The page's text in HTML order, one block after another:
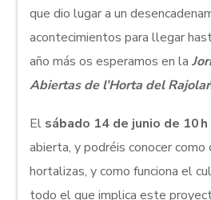
que dio lugar a un
acontecimientos para llegar
año más os esperamos en la
Abiertas de l’Horta del Rajolar!
El sábado 14 de junio de 10 h
abierta, y podréis conocer
hortalizas, y como funciona el
todo el que implica este